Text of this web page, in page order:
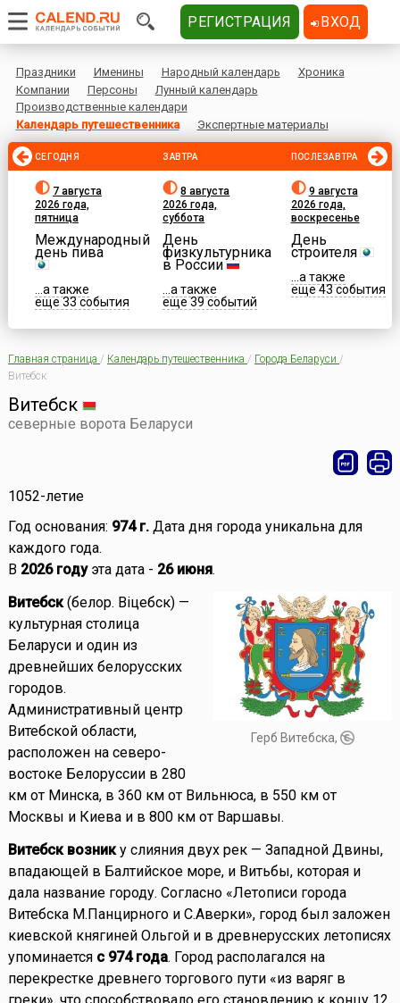
Праздники Именины Народный календарь
Хроника
Компании
Персоны
Лунный календарь
Производственные календари
Календарь путешественника
Экспертные материалы
СЕГОДНЯ
7 августа
2026 года,
пятница
Международный
день пива
...а также
еще 33 события
ЗАВТРА
8 августа
2026 года,
суббота
День
физкультурника
в России
...а также
еще 39 событий
ПОСЛЕЗАВТРА
9 августа
2026 года,
воскресенье
День
строителя
...а также
еще 43 события
Главная страница / Календарь путешественника / Города Беларуси /
Витебск
Витебск
северные ворота Беларуси
1052-летие
Год основания: 974 г.Дата дня города уникальна для
каждого года.
В 2026 годуэта дата - 26 июня.
Герб Витебска,
Витебск(белор. Віцебск) —
культурная столица
Беларуси и один из
древнейших белорусских
городов.
Административный центр
Витебской области,
расположен на северо-
востоке Белоруссии в 280
км от Минска, в 360 км от Вильнюса, в 550 км от
Москвы и Киева и в 800 км от Варшавы.
Витебск вознику слияния двух рек — Западной Двины,
впадающей в Балтийское море, и Витьбы, которая и
дала название городу. Согласно «Летописи города
Витебска М.Панцирного и С.Аверки», город был заложен
киевской княгиней Ольгой и в древнерусских летописях
упоминается с 974 года. Город располагался на
перекрестке древнего торгового пути «из варяг в
РЕГИСТРАЦИЯ ВХОД